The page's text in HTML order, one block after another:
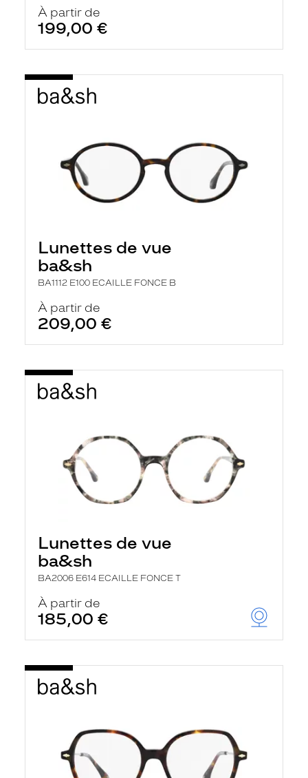
À partir de
199,00 €
Lunettes de vue
ba&sh
BA1112 E100 ECAILLE FONCE B
À partir de
209,00 €
Lunettes de vue
ba&sh
BA2006 E614 ECAILLE FONCE T
À partir de
185,00 €